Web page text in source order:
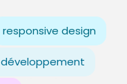
responsive design
développement